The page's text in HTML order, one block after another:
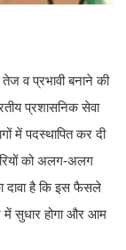
व प्रभावी बनाने की
प्रशासनिक सेवा
में पदस्थापित कर दी
को अलग-अलग
दावा है कि इस फैसले
में सुधार होगा और आम